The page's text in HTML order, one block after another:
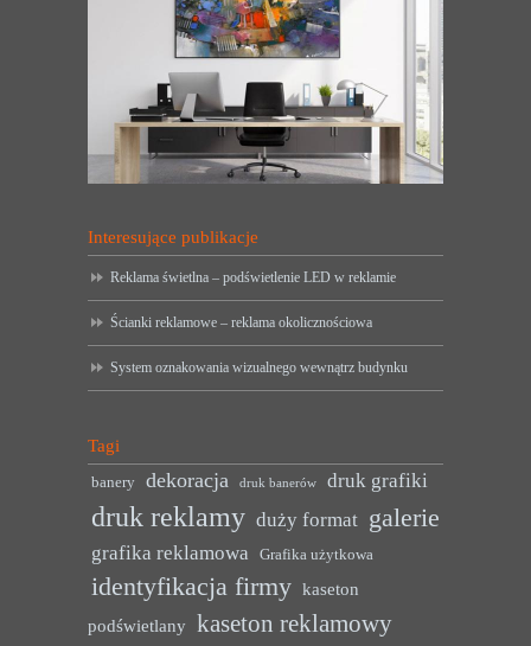
Interesujące publikacje
Reklama świetlna – podświetlenie LED w reklamie
Ścianki reklamowe – reklama okolicznościowa
System oznakowania wizualnego wewnątrz budynku
Tagi
banery dekoracja druk banerów druk grafiki
druk reklamy duży format galerie
grafika reklamowa Grafika użytkowa
identyfikacja firmy kaseton
podświetlany kaseton reklamowy